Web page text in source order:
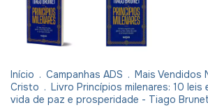
Início . Campanhas ADS . Mais Vendidos
Cristo . Livro Princípios milenares: 10 leis
vida de paz e prosperidade - Tiago Brunet